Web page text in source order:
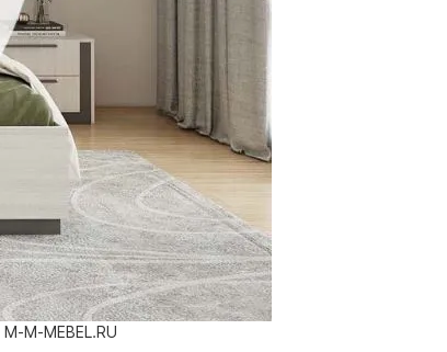
M-M-MEBEL.RU